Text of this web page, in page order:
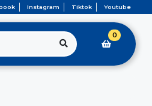
Instagram Tiktok Youtube
0